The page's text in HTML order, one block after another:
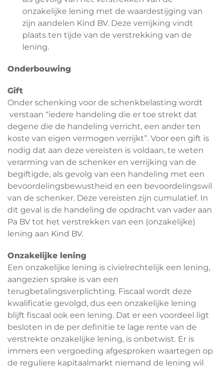
onzakelijke lening met de waardestijging van
zijn aandelen Kind BV. Deze verrijking vindt
plaats ten tijde van de verstrekking van de
lening.
Onderbouwing
Gift
Onder schenking voor de schenkbelasting wordt
verstaan “iedere handeling die er toe strekt dat
degene die de handeling verricht, een ander ten
koste van eigen vermogen verrijkt”. Voor een gift is
nodig dat aan deze vereisten is voldaan, te weten
verarming van de schenker en verrijking van de
begiftigde, als gevolg van een handeling met een
bevoordelingsbewustheid en een bevoordelingswil
van de schenker. Deze vereisten zijn cumulatief. In
dit geval is de handeling de opdracht van vader aan
Pa BV tot het verstrekken van een (onzakelijke)
lening aan Kind BV.
Onzakelijke lening
Een onzakelijke lening is civielrechtelijk een lening,
aangezien sprake is van een
terugbetalingsverplichting. Fiscaal wordt deze
kwalificatie gevolgd, dus een onzakelijke lening
blijft fiscaal ook een lening. Dat er een voordeel ligt
besloten in de per definitie te lage rente van de
verstrekte onzakelijke lening, is onbetwist. Er is
immers een vergoeding afgesproken waartegen op
de reguliere kapitaalmarkt niemand de lening wil